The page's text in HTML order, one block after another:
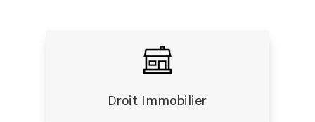
Droit Immobilier